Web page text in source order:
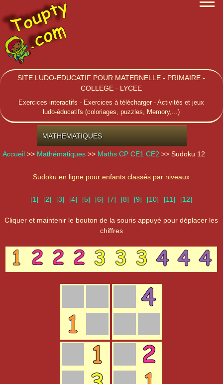
SITE LUDO-EDUCATIF POUR MATERNELLE - PRIMAIRE -
COLLEGE - LYCEE
Exercices interactifs - Exercices à télécharger - Activités et jeux
ludo-éducatifs (coloriages, puzzles, Memory,...)
MATHEMATIQUES
Accueil >> Mathématiques >> Maths CP CE1 CE2 >> Sudoku 12
Sudoku en ligne pour enfants classés par niveaux
[1] [2] [3] [4] [5] [6] [7] [8] [9] [10] [11] [12]
Cliquer et maintenir le bouton de la souris appuyé pour déplacer les
chiffres